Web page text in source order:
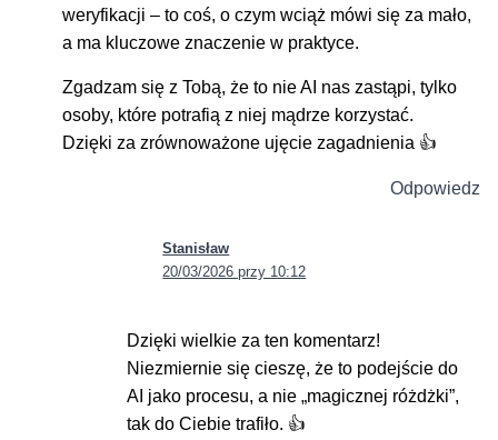
weryfikacji – to coś, o czym wciąż mówi się za mało,
a ma kluczowe znaczenie w praktyce.
Zgadzam się z Tobą, że to nie AI nas zastąpi, tylko
osoby, które potrafią z niej mądrze korzystać.
Dzięki za zrównoważone ujęcie zagadnienia 👍
Odpowiedz
Stanisław
20/03/2026 przy 10:12
Dzięki wielkie za ten komentarz!
Niezmiernie się cieszę, że to podejście do
AI jako procesu, a nie „magicznej różdżki”,
tak do Ciebie trafiło. 👍